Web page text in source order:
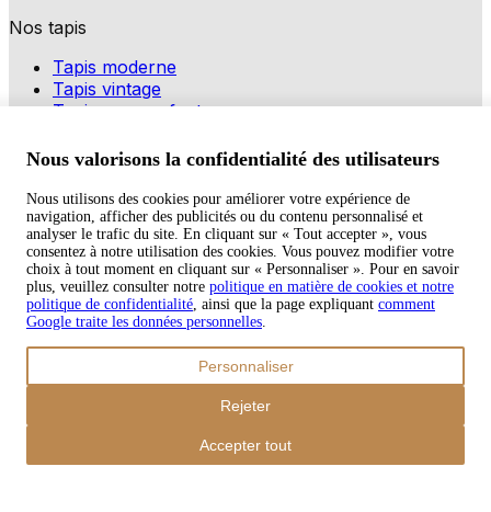
Nos tapis
Tapis moderne
Tapis vintage
Tapis pour enfants
Modes de paiement
Copyright © 2026 TAPISO
Nous valorisons la confidentialité des utilisateurs
Nous utilisons des cookies pour améliorer votre expérience de
navigation, afficher des publicités ou du contenu personnalisé et
analyser le trafic du site. En cliquant sur « Tout accepter », vous
consentez à notre utilisation des cookies. Vous pouvez modifier votre
choix à tout moment en cliquant sur « Personnaliser ». Pour en savoir
plus, veuillez consulter notre politique en matière de cookies et notre
politique de confidentialité, ainsi que la page expliquant comment
Google traite les données personnelles.
Personnaliser
Rejeter
Accepter tout
Panier
0,00
0,00
Poursuivre les achats